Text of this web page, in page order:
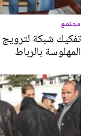
مجتمع
تفكيك شبكة لترويج
المهلوسة بالرباط